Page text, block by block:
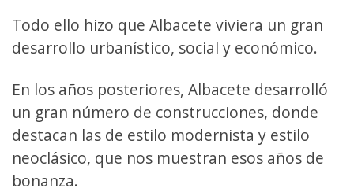
Todo ello hizo que Albacete viviera un gran
desarrollo urbanístico, social y económico.
En los años posteriores, Albacete desarrolló
un gran número de construcciones, donde
destacan las de estilo modernista y estilo
neoclásico, que nos muestran esos años de
bonanza.